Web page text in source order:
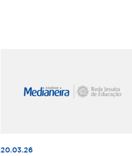
20.03.26